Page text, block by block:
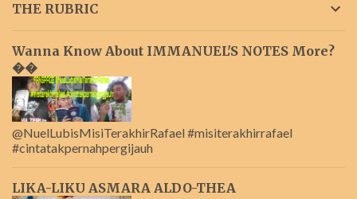
THE RUBRIC
Wanna Know About IMMANUEL'S NOTES More?
��
@NuelLubisMisiTerakhirRafael #misiterakhirrafael
#cintatakpernahpergijauh
LIKA-LIKU ASMARA ALDO-THEA